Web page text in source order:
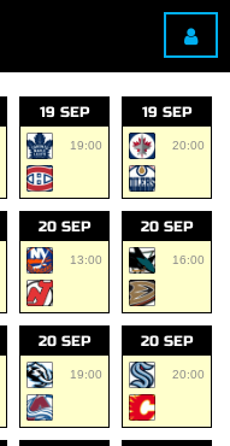
19 SEP
19:00
19 SEP
20:00
20 SEP
13:00
20 SEP
16:00
20 SEP
19:00
20 SEP
20:00